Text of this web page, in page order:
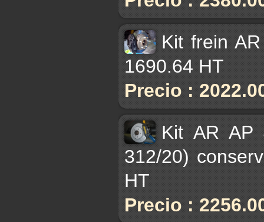
Kit frein
1690.64 HT
Precio :
Kit AR AP
312/20)
HT
Precio :